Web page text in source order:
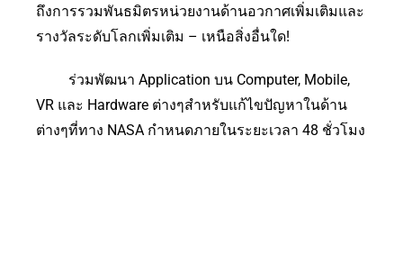
ถึงการรวมพันธมิตรหน่วยงานด้านอวกาศเพิ่มเติมและ
รางวัลระดับโลกเพิ่มเติม – เหนือสิ่งอื่นใด!
ร่วมพัฒนา Application บน Computer, Mobile,
VR และ Hardware ต่างๆสำหรับแก้ไขปัญหาในด้าน
ต่างๆที่ทาง NASA กำหนดภายในระยะเวลา 48 ชั่วโมง